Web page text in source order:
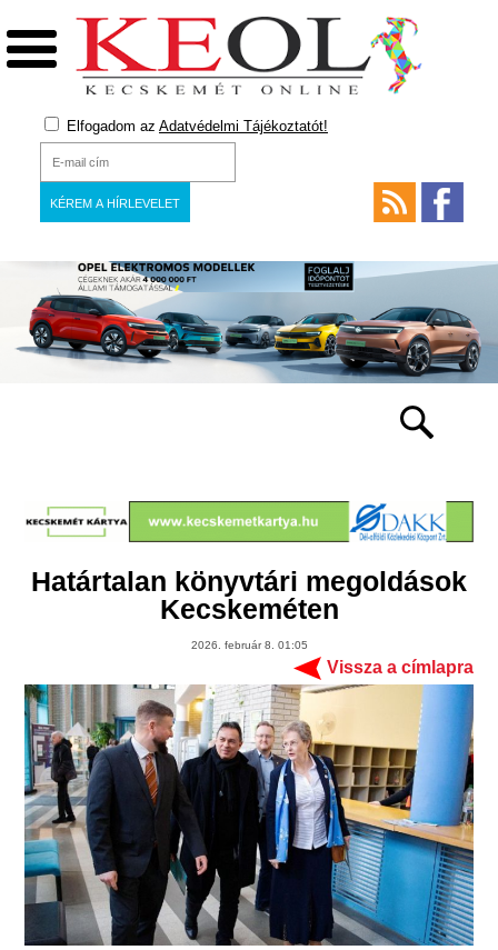
Elfogadom az Adatvédelmi Tájékoztatót!
Határtalan könyvtári megoldások
Kecskeméten
2026. február 8. 01:05
Vissza a címlapra